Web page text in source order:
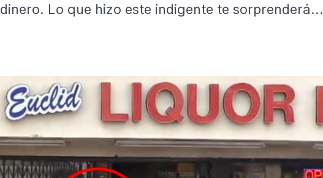
dinero. Lo que hizo este indigente te sorprenderá...